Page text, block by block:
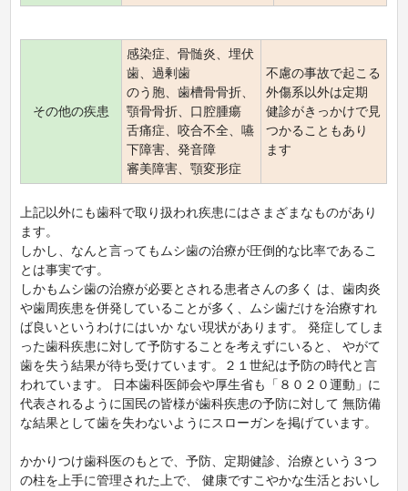
その他の疾患
感染症、骨髄炎、埋伏
歯、過剰歯
のう胞、歯槽骨骨折、
顎骨骨折、口腔腫瘍
舌痛症、咬合不全、嚥
下障害、発音障
審美障害、顎変形症
不慮の事故で起こる
外傷系以外は定期
健診がきっかけで見
つかることもあり
ます
上記以外にも歯科で取り扱われ疾患にはさまざまなものがあり
ます。
しかし、なんと言ってもムシ歯の治療が圧倒的な比率であるこ
とは事実です。
しかもムシ歯の治療が必要とされる患者さんの多く は、歯肉炎
や歯周疾患を併発していることが多く、ムシ歯だけを治療すれ
ば良いというわけにはいか ない現状があります。 発症してしま
った歯科疾患に対して予防することを考えずにいると、 やがて
歯を失う結果が待ち受けています。２１世紀は予防の時代と言
われています。 日本歯科医師会や厚生省も「８０２０運動」に
代表されるように国民の皆様が歯科疾患の予防に対して 無防備
な結果として歯を失わないようにスローガンを掲げています。
かかりつけ歯科医のもとで、予防、定期健診、治療という３つ
の柱を上手に管理された上で、 健康ですこやかな生活とおいし